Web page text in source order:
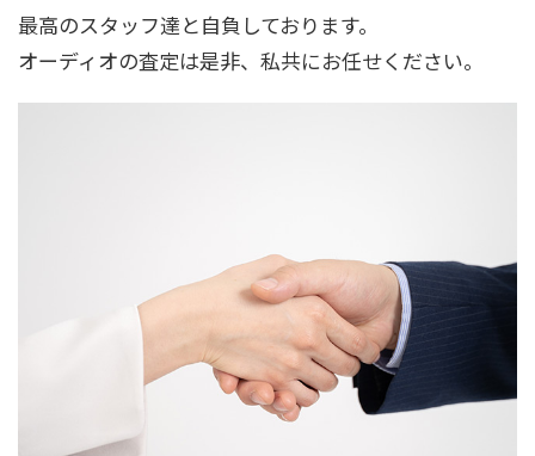
最高のスタッフ達と自負しております。
オーディオの査定は是非、私共にお任せください。